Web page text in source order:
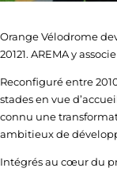
Orange Vélodrome
20121. AREMA y
Reconfiguré entre
stades en vue
connu une
ambitieux de
Intégrés au cœur du